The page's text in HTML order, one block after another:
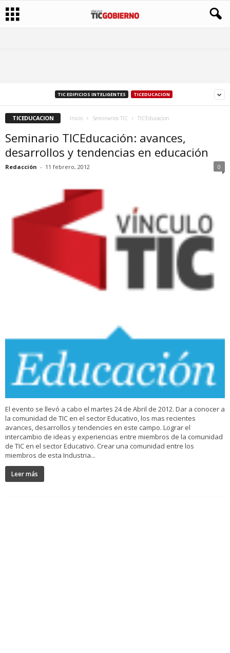
TIC EDIFICIOS INTELIGENTES TICEDUCACION
TICEDUCACION Inicio Seminarios TIC TICEducacion
Seminario TICEducación: avances,
desarrollos y tendencias en educación
Redacción - 11 febrero, 2012 0
El evento se llevó a cabo el martes 24 de Abril de 2012. Dar a conocer a
la comunidad de TIC en el sector Educativo, los mas recientes
avances, desarrollos y tendencies en este campo. Lograr el
intercambio de ideas y experiencias entre miembros de la comunidad
de TIC en el sector Educativo. Crear una comunidad entre los
miembros de esta Industria...
Leer más